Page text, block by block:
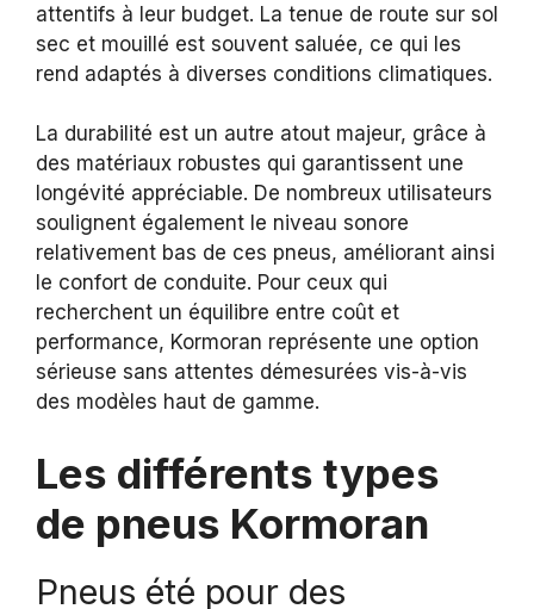
attentifs à leur budget. La tenue de route sur sol
sec et mouillé est souvent saluée, ce qui les
rend adaptés à diverses conditions climatiques.
La durabilité est un autre atout majeur, grâce à
des matériaux robustes qui garantissent une
longévité appréciable. De nombreux utilisateurs
soulignent également le niveau sonore
relativement bas de ces pneus, améliorant ainsi
le confort de conduite. Pour ceux qui
recherchent un équilibre entre coût et
performance, Kormoran représente une option
sérieuse sans attentes démesurées vis-à-vis
des modèles haut de gamme.
Les différents types
de pneus Kormoran
Pneus été pour des